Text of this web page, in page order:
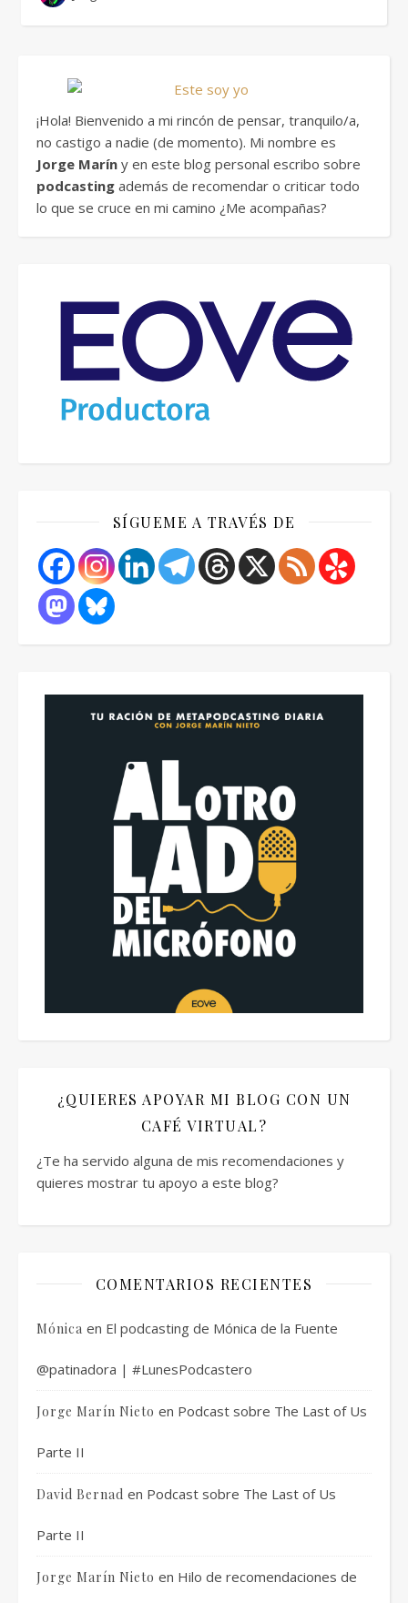
¡Hola! Bienvenido a mi rincón de pensar, tranquilo/a,
no castigo a nadie (de momento). Mi nombre es
Jorge Marín y en este blog personal escribo sobre
podcasting además de recomendar o criticar todo
lo que se cruce en mi camino ¿Me acompañas?
SÍGUEME A TRAVÉS DE
¿QUIERES APOYAR MI BLOG CON UN
CAFÉ VIRTUAL?
¿Te ha servido alguna de mis recomendaciones y
quieres mostrar tu apoyo a este blog?
COMENTARIOS RECIENTES
Mónica en El podcasting de Mónica de la Fuente
@patinadora | #LunesPodcastero
Jorge Marín Nieto en Podcast sobre The Last of Us
Parte II
David Bernad en Podcast sobre The Last of Us
Parte II
Jorge Marín Nieto en Hilo de recomendaciones de